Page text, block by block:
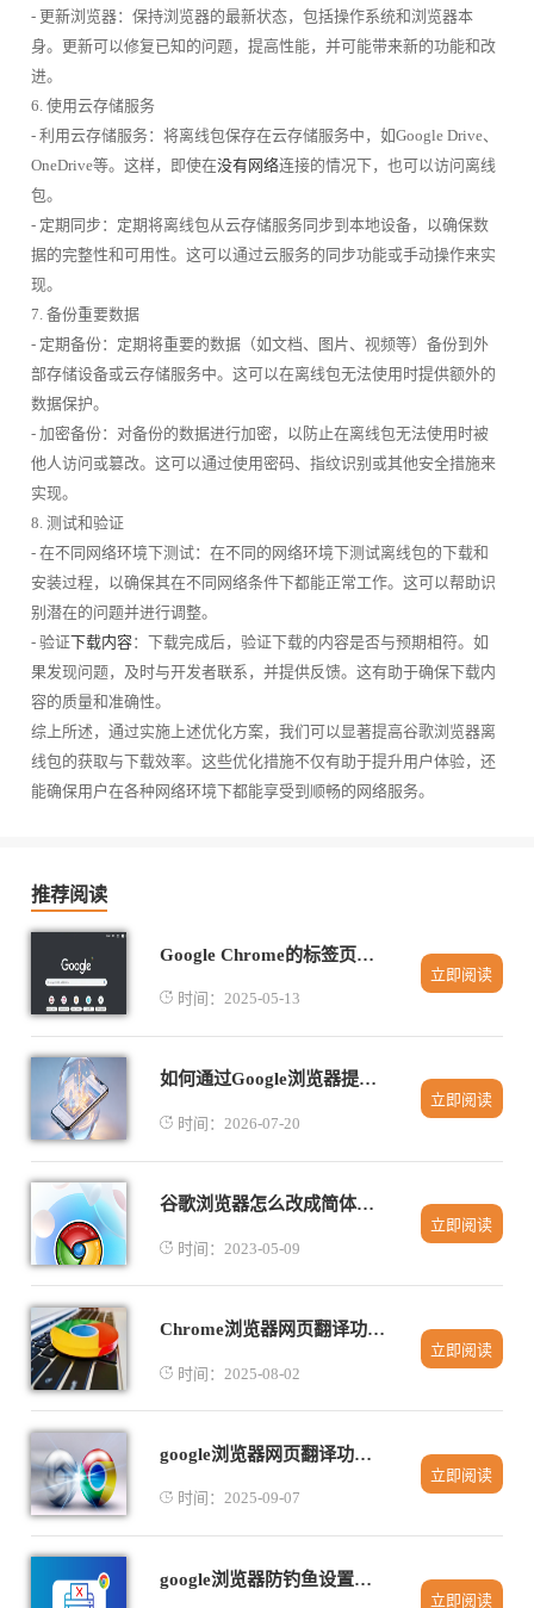
- 更新浏览器：保持浏览器的最新状态，包括操作系统和浏览器本
身。更新可以修复已知的问题，提高性能，并可能带来新的功能和改
进。
6. 使用云存储服务
- 利用云存储服务：将离线包保存在云存储服务中，如Google Drive、
OneDrive等。这样，即使在没有网络连接的情况下，也可以访问离线
包。
- 定期同步：定期将离线包从云存储服务同步到本地设备，以确保数
据的完整性和可用性。这可以通过云服务的同步功能或手动操作来实
现。
7. 备份重要数据
- 定期备份：定期将重要的数据（如文档、图片、视频等）备份到外
部存储设备或云存储服务中。这可以在离线包无法使用时提供额外的
数据保护。
- 加密备份：对备份的数据进行加密，以防止在离线包无法使用时被
他人访问或篡改。这可以通过使用密码、指纹识别或其他安全措施来
实现。
8. 测试和验证
- 在不同网络环境下测试：在不同的网络环境下测试离线包的下载和
安装过程，以确保其在不同网络条件下都能正常工作。这可以帮助识
别潜在的问题并进行调整。
- 验证下载内容：下载完成后，验证下载的内容是否与预期相符。如
果发现问题，及时与开发者联系，并提供反馈。这有助于确保下载内
容的质量和准确性。
综上所述，通过实施上述优化方案，我们可以显著提高谷歌浏览器离
线包的获取与下载效率。这些优化措施不仅有助于提升用户体验，还
能确保用户在各种网络环境下都能享受到顺畅的网络服务。
推荐阅读
Google Chrome的标签页分组与任务切换技巧
时间：2025-05-13
立即阅读
如何通过Google浏览器提高网页的访问速度
时间：2026-07-20
立即阅读
谷歌浏览器怎么改成简体中文
时间：2023-05-09
立即阅读
Chrome浏览器网页翻译功能使用详细指南
时间：2025-08-02
立即阅读
google浏览器网页翻译功能使用操作指南
时间：2025-09-07
立即阅读
google浏览器防钓鱼设置导览
立即阅读